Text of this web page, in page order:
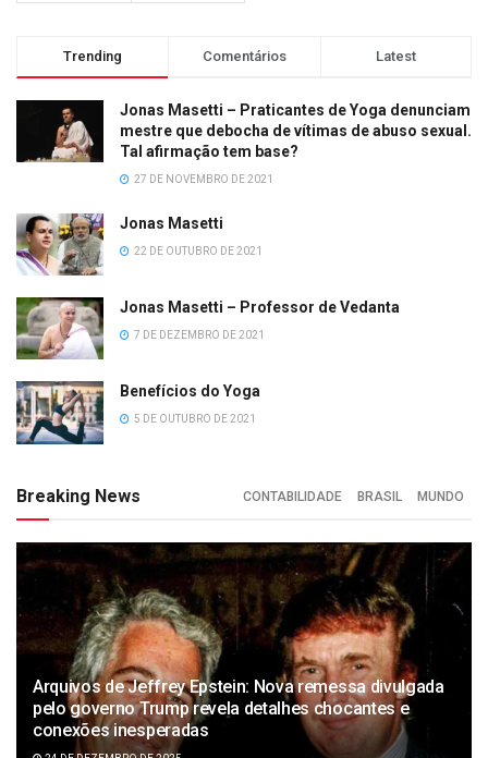
Trending Comentários Latest
Jonas Masetti – Praticantes de Yoga denunciam
mestre que debocha de vítimas de abuso sexual.
Tal afirmação tem base?
27 DE NOVEMBRO DE 2021
Jonas Masetti
22 DE OUTUBRO DE 2021
Jonas Masetti – Professor de Vedanta
7 DE DEZEMBRO DE 2021
Benefícios do Yoga
5 DE OUTUBRO DE 2021
Breaking News CONTABILIDADE BRASIL MUNDO
Arquivos de Jeffrey Epstein: Nova remessa divulgada
pelo governo Trump revela detalhes chocantes e
conexões inesperadas